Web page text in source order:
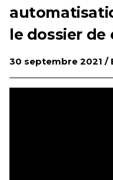
le dossier de
30 septembre 2021 /